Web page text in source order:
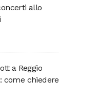
allo
a Reggio
come chiedere